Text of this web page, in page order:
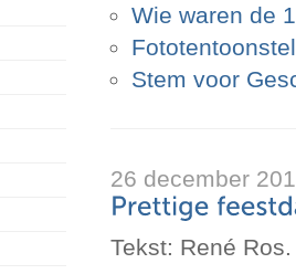
Wie waren de
Stem voor
26 december
Tekst: René Ros.